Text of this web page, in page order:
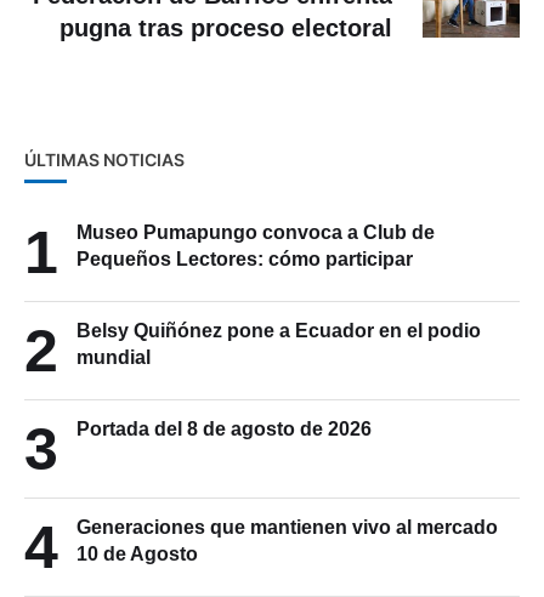
pugna tras proceso electoral
ÚLTIMAS NOTICIAS
1
Museo Pumapungo convoca a Club de
Pequeños Lectores: cómo participar
2
Belsy Quiñónez pone a Ecuador en el podio
mundial
3 Portada del 8 de agosto de 2026
4
Generaciones que mantienen vivo al mercado
10 de Agosto